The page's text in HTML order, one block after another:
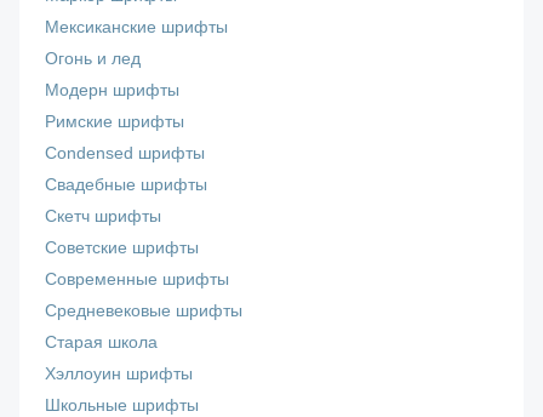
Мексиканские шрифты
Огонь и лед
Модерн шрифты
Римские шрифты
Сondensed шрифты
Свадебные шрифты
Скетч шрифты
Советские шрифты
Современные шрифты
Средневековые шрифты
Старая школа
Хэллоуин шрифты
Школьные шрифты